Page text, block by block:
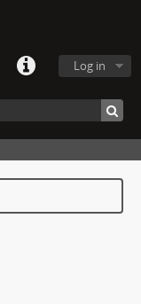
Log in